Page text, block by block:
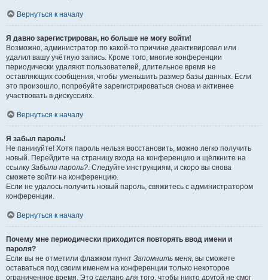
Вернуться к началу
Я давно зарегистрирован, но больше не могу войти!
Возможно, администратор по какой-то причине деактивировал или
удалил вашу учётную запись. Кроме того, многие конференции
периодически удаляют пользователей, длительное время не
оставляющих сообщения, чтобы уменьшить размер базы данных. Если
это произошло, попробуйте зарегистрироваться снова и активнее
участвовать в дискуссиях.
Вернуться к началу
Я забыл пароль!
Не паникуйте! Хотя пароль нельзя восстановить, можно легко получить
новый. Перейдите на страницу входа на конференцию и щёлкните на
ссылку Забыли пароль?. Следуйте инструкциям, и скоро вы снова
сможете войти на конференцию.
Если не удалось получить новый пароль, свяжитесь с администратором
конференции.
Вернуться к началу
Почему мне периодически приходится повторять ввод имени и
пароля?
Если вы не отметили флажком пункт Запомнить меня, вы сможете
оставаться под своим именем на конференции только некоторое
ограниченное время. Это сделано для того, чтобы никто другой не смог